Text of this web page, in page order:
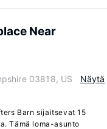
Near
03818, US
Näytä
Barn sijaitsevat 15
Tämä loma-asunto